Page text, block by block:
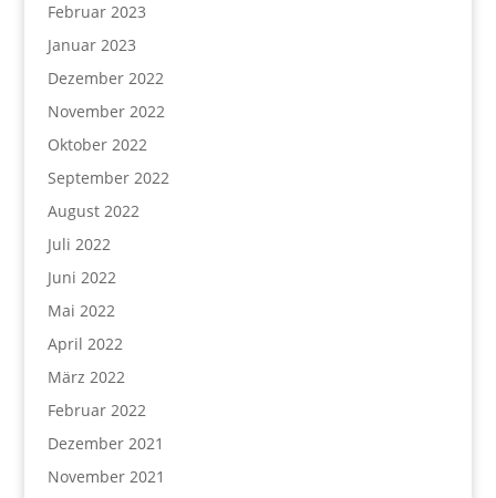
Februar 2023
Januar 2023
Dezember 2022
November 2022
Oktober 2022
September 2022
August 2022
Juli 2022
Juni 2022
Mai 2022
April 2022
März 2022
Februar 2022
Dezember 2021
November 2021